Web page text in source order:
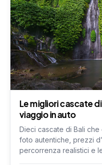
Le migliori cascate
viaggio in auto
Dieci cascate di Bali
foto autentiche, prezzi
percorrenza realistici e